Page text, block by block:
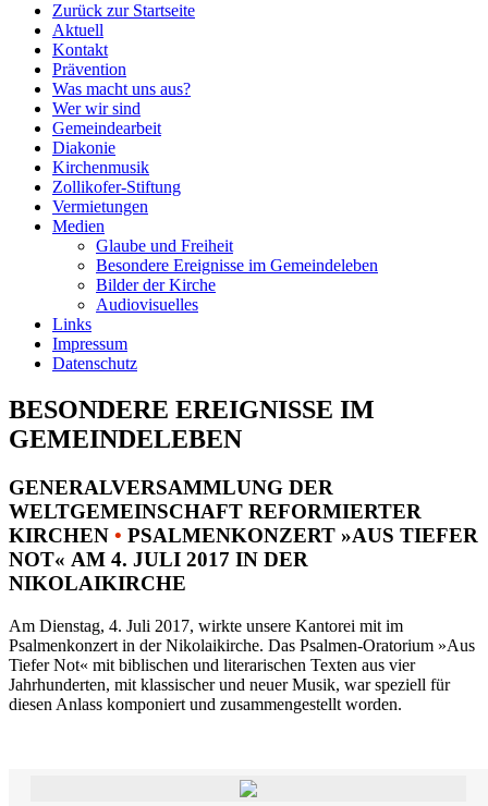
Zurück zur Startseite
Aktuell
Kontakt
Prävention
Was macht uns aus?
Wer wir sind
Gemeindearbeit
Diakonie
Kirchenmusik
Zollikofer-Stiftung
Vermietungen
Medien
Glaube und Freiheit
Besondere Ereignisse im Gemeindeleben
Bilder der Kirche
Audiovisuelles
Links
Impressum
Datenschutz
BESONDERE EREIGNISSE IM
GEMEINDELEBEN
GENERALVERSAMMLUNG DER
WELTGEMEINSCHAFT REFORMIERTER
KIRCHEN • PSALMENKONZERT »AUS TIEFER
NOT« AM 4. JULI 2017 IN DER
NIKOLAIKIRCHE
Am Dienstag, 4. Juli 2017, wirkte unsere Kantorei mit im
Psalmenkonzert in der Nikolaikirche. Das Psalmen-Oratorium »Aus
Tiefer Not« mit biblischen und literarischen Texten aus vier
Jahrhunderten, mit klassischer und neuer Musik, war speziell für
diesen Anlass komponiert und zusammengestellt worden.